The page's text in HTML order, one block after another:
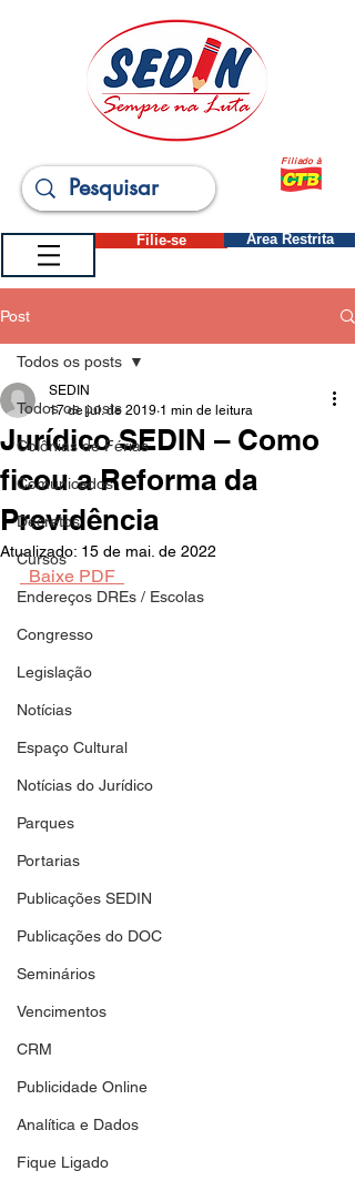
Filiado à
Filie-se Área Restrita
Post
Todos os posts
Colônias de Férias
Comunicados
Decretos
Cursos
Endereços DREs / Escolas
Congresso
Legislação
Notícias
Espaço Cultural
Notícias do Jurídico
Parques
Portarias
Publicações SEDIN
Publicações do DOC
Seminários
Vencimentos
CRM
Publicidade Online
Analítica e Dados
Fique Ligado
Todos os posts
Jurídico SEDIN – Como
ficou a Reforma da
Previdência
SEDIN
17 de jul. de 2019 1 min de leitura
Atualizado: 15 de mai. de 2022
  Baixe PDF